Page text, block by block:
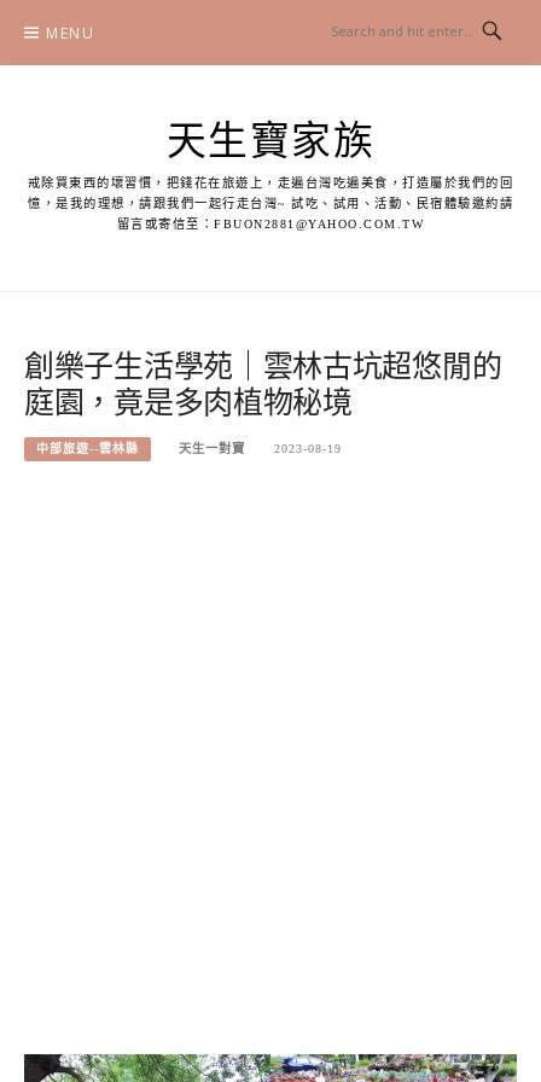
content
MENU
天生寶家族
戒除買東西的壞習慣，把錢花在旅遊上，走遍台灣吃遍美食，打造屬於我們的回
憶，是我的理想，請跟我們一起行走台灣~ 試吃、試用、活動、民宿體驗邀約請
留言或寄信至：FBUON2881@YAHOO.COM.TW
創樂子生活學苑｜雲林古坑超悠閒的
庭園，竟是多肉植物秘境
中部旅遊--雲林縣 天生一對寶 2023-08-19